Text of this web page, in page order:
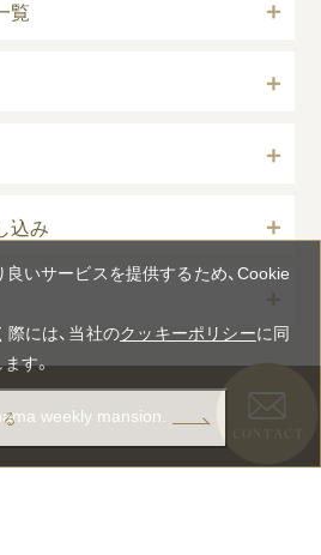
覧
込み
weekly mansion.
いサービスを提供するため、Cookie
には、当社のクッキーポリシーに同
す。